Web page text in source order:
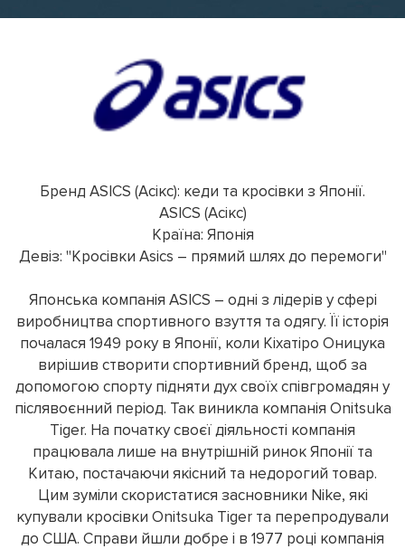
Бренд ASICS (Асікс): кеди та кросівки з Японії.
ASICS (Асікс)
Країна: Японія
Девіз: "Кросівки Asics – прямий шлях до перемоги"
Японська компанія ASICS – одні з лідерів у сфері
виробництва спортивного взуття та одягу. Її історія
почалася 1949 року в Японії, коли Кіхатіро Оницука
вирішив створити спортивний бренд, щоб за
допомогою спорту підняти дух своїх співгромадян у
післявоєнний період. Так виникла компанія Onitsuka
Tiger. На початку своєї діяльності компанія
працювала лише на внутрішній ринок Японії та
Китаю, постачаючи якісний та недорогий товар.
Цим зуміли скористатися засновники Nike, які
купували кросівки Onitsuka Tiger та перепродували
до США. Справи йшли добре і в 1977 році компанія